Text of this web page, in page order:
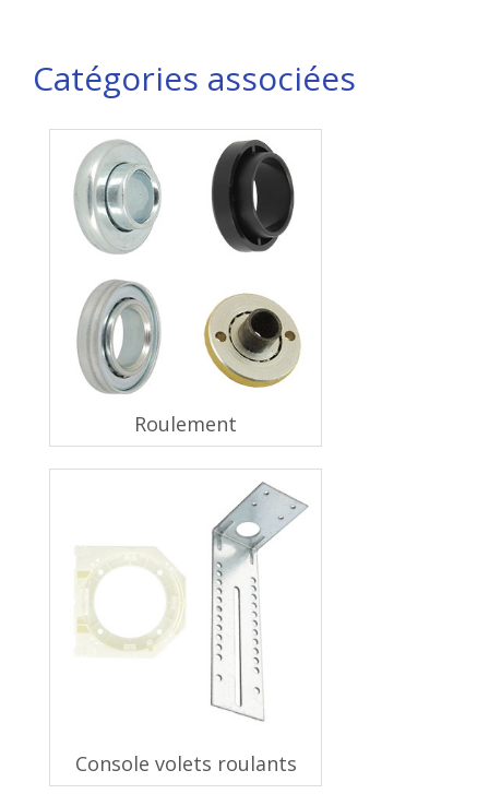
Catégories associées
Roulement
Console volets roulants